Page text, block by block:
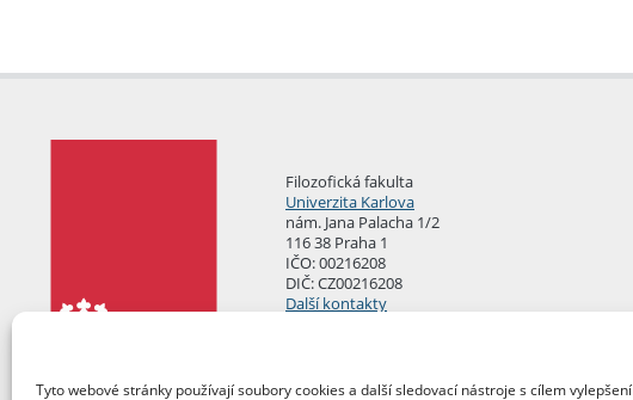
Tyto webové stránky používají soubory cookies a další sledovací nástroje s cílem vylepšení
Filozofická fakulta
Univerzita Karlova
nám. Jana Palacha 1/2
116 38 Praha 1
IČO: 00216208
DIČ: CZ00216208
Další kontakty